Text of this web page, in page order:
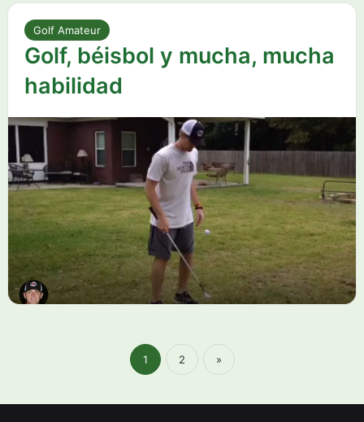
Golf Amateur
Golf, béisbol y mucha, mucha
habilidad
1 2 »